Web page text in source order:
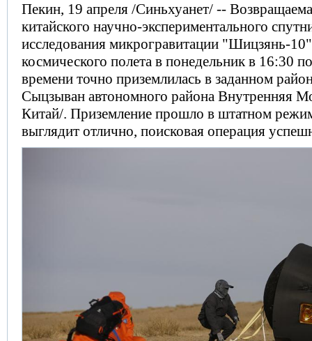
Пекин, 19 апреля /Синьхуанет/ --
китайского научно-экспериментального
исследования микрогравитации "Шицзянь-
космического полета в понедельник в 16:30
времени точно приземлилась в заданном
Сыцзыван автономного района Внутренняя
Китай/. Приземление прошло в штатном
выглядит отлично, поисковая операция